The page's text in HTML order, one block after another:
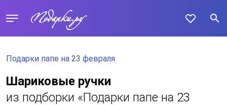
Подарки папе на 23 февраля
Шариковые ручки
из подборки «Подарки папе на 23